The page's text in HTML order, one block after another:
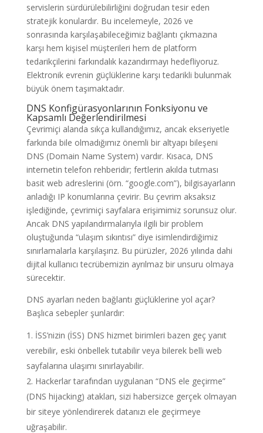
servislerin sürdürülebilirliğini doğrudan tesir eden
stratejik konulardır. Bu incelemeyle, 2026 ve
sonrasında karşılaşabileceğimiz bağlantı çıkmazına
karşı hem kişisel müşterileri hem de platform
tedarikçilerini farkındalık kazandırmayı hedefliyoruz.
Elektronik evrenin güçlüklerine karşı tedarikli bulunmak
büyük önem taşımaktadır.
DNS Konfigürasyonlarının Fonksiyonu ve
Kapsamlı Değerlendirilmesi
Çevrimiçi alanda sıkça kullandığımız, ancak ekseriyetle
farkında bile olmadığımız önemli bir altyapı bileşeni
DNS (Domain Name System) vardır. Kısaca, DNS
internetin telefon rehberidir; fertlerin akılda tutması
basit web adreslerini (örn. “google.com”), bilgisayarların
anladığı IP konumlarına çevirir. Bu çevrim aksaksız
işlediğinde, çevrimiçi sayfalara erişimimiz sorunsuz olur.
Ancak DNS yapılandırmalarıyla ilgili bir problem
oluştuğunda “ulaşım sıkıntısı” diye isimlendirdiğimiz
sınırlamalarla karşılaşırız. Bu pürüzler, 2026 yılında dahi
dijital kullanıcı tecrübemizin ayrılmaz bir unsuru olmaya
sürecektir.
DNS ayarları neden bağlantı güçlüklerine yol açar?
Başlıca sebepler şunlardır:
İSS’nizin (İSS) DNS hizmet birimleri bazen geç yanıt
verebilir, eski önbellek tutabilir veya bilerek belli web
sayfalarına ulaşımı sınırlayabilir.
Hackerlar tarafından uygulanan “DNS ele geçirme”
(DNS hijacking) atakları, sizi habersizce gerçek olmayan
bir siteye yönlendirerek datanızı ele geçirmeye
uğraşabilir.